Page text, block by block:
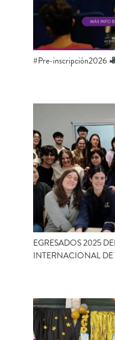
#Pre-inscripción2026
EGRESADOS 2025
INTERNACIONAL DE